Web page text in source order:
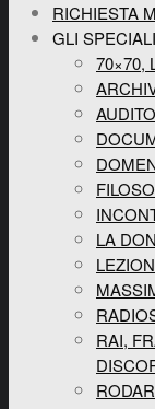
RICHIESTA
GLI SPECIALI
70×70,
LA
RAI,